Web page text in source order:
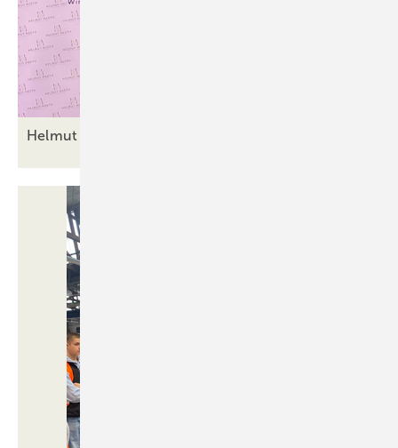
Helmut Meeth: I did it my